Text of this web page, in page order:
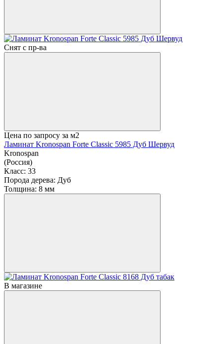
Снят с пр-ва
Цена по запросу за м2
Ламинат Kronospan Forte Classic 5985 Дуб Шервуд
Kronospan
(Россия)
Класс: 33
Порода дерева: Дуб
Толщина: 8 мм
В магазине